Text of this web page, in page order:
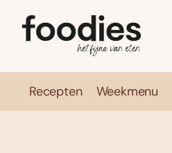
Recepten Weekmenu